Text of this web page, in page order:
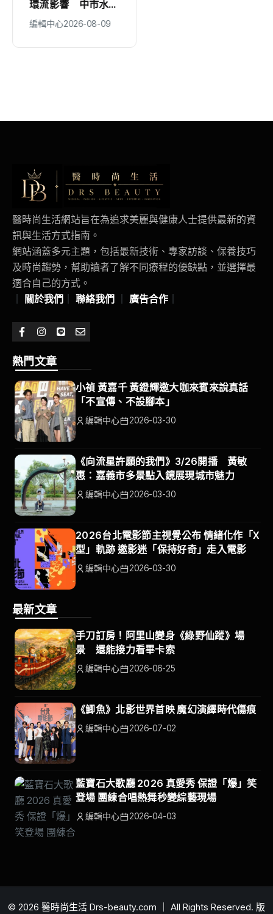
環流影響 中市水利
局啟動三級應變中心
編輯中心2026-08-09
醫時尚生活網站旨在為追求美麗與健康人士提供最新的資
訊與生活方式指南。
網站涵蓋多元主題，包括最新技術、專家訪談、保養技巧
及時尚趨勢，幫助讀者了解不同療程的優缺點，並選擇最
適合自己的方式。
關於我們 聯絡我們 廣告合作
熱門文章
小禎 黃嘉千 黃鐙輝邀大咖來賓來說真話
「不宣傳、不設腳本」
編輯中心 2026-03-30
《向流星許願的我們》3/26開播 黃敏
惠：嘉義市多景點入鏡展現城市魅力
編輯中心 2026-03-30
2026台北電影節主視覺公布 情緒化作「X
型」軌跡 邀影迷「保持好奇」走入電影
編輯中心 2026-03-30
最新文章
手刀訂房！阿里山變身《綠野仙蹤》場
景 還能接力看畢卡索
編輯中心 2026-06-25
《鯽魚》北影世界首映 魔幻演繹時代傷痕
編輯中心 2026-07-02
藍寶石大歌廳 2026 真愛秀 保證「爆」笑
登場 團練合唱熱舞秒變綜藝現場
編輯中心 2026-04-03
© 2026 醫時尚生活 Drs-beauty.com ｜ All Rights Reserved. 版